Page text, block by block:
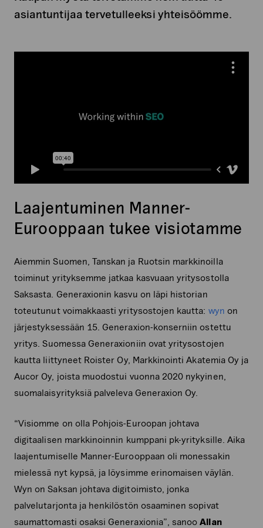
asiantuntijaa tervetulleeksi yhteisöömme.
Laajentuminen Manner-
Eurooppaan tukee visiotamme
Aiemmin Suomen, Tanskan ja Ruotsin markkinoilla
toiminut yrityksemme jatkaa kasvuaan yritysostolla
Saksasta. Generaxionin kasvu on läpi historian
toteutunut voimakkaasti yritysostojen kautta: wyn on
järjestyksessään 15. Generaxion-konserniin ostettu
yritys. Suomessa Generaxioniin ovat yritysostojen
kautta liittyneet Roister Oy, Markkinointi Akatemia Oy ja
Aucor Oy, joista muodostui vuonna 2020 nykyinen,
suomalaisyrityksiä palveleva Generaxion Oy.
“Visiomme on olla Pohjois-Euroopan johtava
digitaalisen markkinoinnin kumppani pk-yrityksille. Aika
laajentumiselle Manner-Eurooppaan oli monessakin
mielessä nyt kypsä, ja löysimme erinomaisen väylän.
Wyn on Saksan johtava digitoimisto, jonka
palvelutarjonta ja henkilöstön osaaminen sopivat
saumattomasti osaksi Generaxionia”, sanooAllan